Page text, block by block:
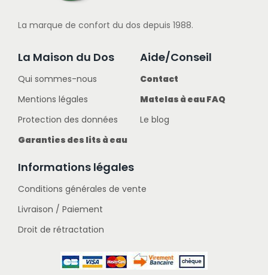
La marque de confort du dos depuis 1988.
La Maison du Dos
Qui sommes-nous
Mentions légales
Protection des données
Garanties des lits à eau
Aide/Conseil
Contact
Matelas à eau FAQ
Le blog
Informations légales
Conditions générales de vente
Livraison / Paiement
Droit de rétractation